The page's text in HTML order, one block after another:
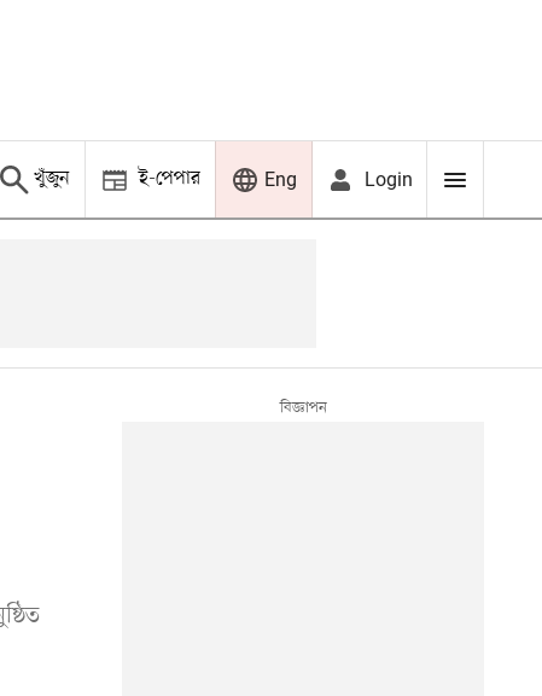
খুঁজুন ই-পেপার Eng Login